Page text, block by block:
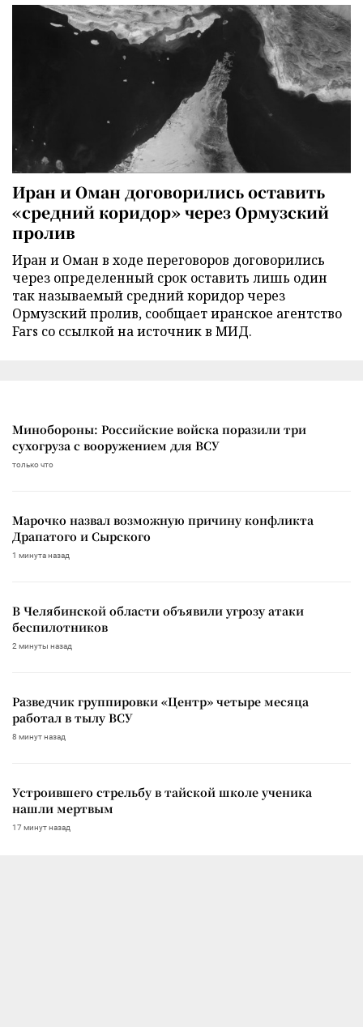
Иран и Оман договорились оставить
«средний коридор» через Ормузский
пролив
Иран и Оман в ходе переговоров договорились
через определенный срок оставить лишь один
так называемый средний коридор через
Ормузский пролив, сообщает иранское агентство
Fars со ссылкой на источник в МИД.
Минобороны: Российские войска поразили три
сухогруза с вооружением для ВСУ
только что
Марочко назвал возможную причину конфликта
Драпатого и Сырского
1 минута назад
В Челябинской области объявили угрозу атаки
беспилотников
2 минуты назад
Разведчик группировки «Центр» четыре месяца
работал в тылу ВСУ
8 минут назад
Устроившего стрельбу в тайской школе ученика
нашли мертвым
17 минут назад